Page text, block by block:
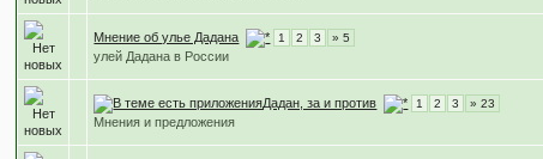
Мнение об улье Дадана 1 2 3 » 5
улей Дадана в России
Дадан, за и против 1 2 3 » 23
Мнения и предложения